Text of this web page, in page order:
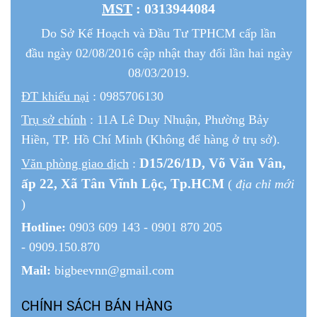
MST : 0313944084
Do Sở Kế Hoạch và Đầu Tư TPHCM cấp lần
đầu ngày 02/08/2016 cập nhật thay đổi lần hai ngày
08/03/2019.
ĐT khiếu nại : 0985706130
Trụ sở chính : 11A Lê Duy Nhuận, Phường Bảy
Hiền, TP. Hồ Chí Minh (Không để hàng ở trụ sở).
Văn phòng giao dịch : D15/26/1D, Võ Văn Vân,
ấp 22, Xã Tân Vĩnh Lộc, Tp.HCM ( địa chỉ mới
)
Hotline: 0903 609 143 - 0901 870 205
- 0909.150.870
Mail: bigbeevnn@gmail.com
CHÍNH SÁCH BÁN HÀNG